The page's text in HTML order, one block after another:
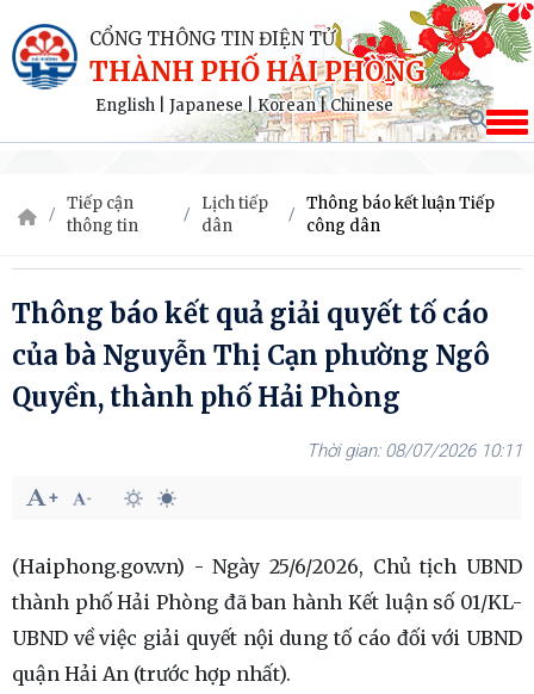
CỔNG THÔNG TIN ĐIỆN TỬ
THÀNH PHỐ HẢI PHÒNG
English Japanese|Korean|Chinese
Tiếp cận
thông tin
Lịch tiếp
dân
Thông báo kết luận Tiếp
công dân
Thông báo kết quả giải quyết tố cáo
của bà Nguyễn Thị Cạn phường Ngô
Quyền, thành phố Hải Phòng
08/07/2026 10:11
(Haiphong.gov.vn) - Ngày 25/6/2026, Chủ tịch UBND
thành phố Hải Phòng đã ban hành Kết luận số 01/KL-
UBND về việc giải quyết nội dung tố cáo đối với UBND
quận Hải An (trước hợp nhất).